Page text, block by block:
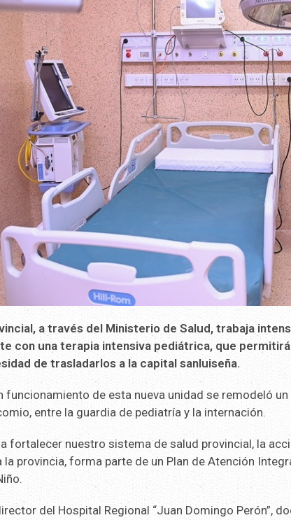
a través del Ministerio de Salud, trabaja
con una terapia intensiva pediátrica, que
de trasladarlos a la capital sanluiseña.
funcionamiento de esta nueva unidad se remodeló
entre la guardia de pediatría y la internación.
a fortalecer nuestro sistema de salud provincial, la
la provincia, forma parte de un Plan de Atención
del Hospital Regional “Juan Domingo Perón”,